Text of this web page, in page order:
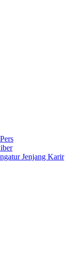
Jenjang Karir